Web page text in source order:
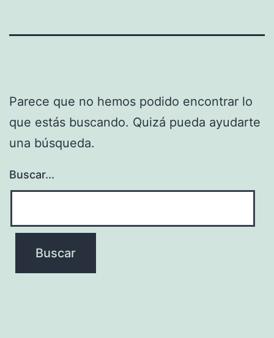
Parece que no hemos podido encontrar lo
que estás buscando. Quizá pueda ayudarte
una búsqueda.
Buscar...